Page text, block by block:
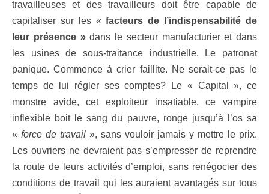
travailleuses et des travailleurs doit être capable de
capitaliser sur les «facteurs de l’indispensabilité de
leur présence »dans le secteur manufacturier et dans
les usines de sous-traitance industrielle. Le patronat
panique. Commence à crier faillite. Ne serait-ce pas le
temps de lui régler ses comptes? Le « Capital », ce
monstre avide, cet exploiteur insatiable, ce vampire
inflexible boit le sang du pauvre, ronge jusqu’à l’os sa
« force de travail », sans vouloir jamais y mettre le prix.
Les ouvriers ne devraient pas s’empresser de reprendre
la route de leurs activités d’emploi, sans renégocier des
conditions de travail qui les auraient avantagés sur tous